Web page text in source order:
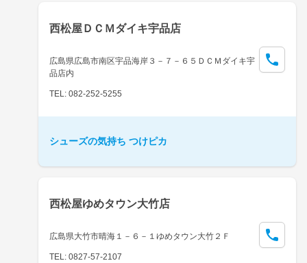
西松屋ＤＣＭダイキ宇品店
広島県広島市南区宇品海岸３－７－６５ＤＣＭダイキ宇
品店内
TEL: 082-252-5255
シューズの気持ち つけピカ
西松屋ゆめタウン大竹店
広島県大竹市晴海１－６－１ゆめタウン大竹２Ｆ
TEL: 0827-57-2107